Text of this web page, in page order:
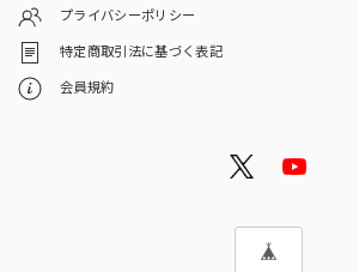
プライバシーポリシー
特定商取引法に基づく表記
会員規約